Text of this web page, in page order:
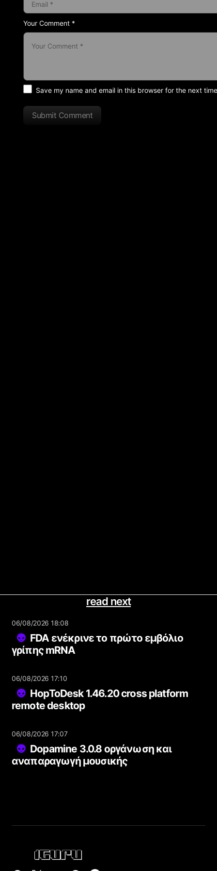
Your Comment *
Save my name and email in this browser for the next
Submit Comment
read next
06/08/2026 18:08
FDA ενέκρινε το πρώτο εμβόλιο
γρίπης mRNA
06/08/2026 17:10
HopToDesk 1.46.20 cross platform
remote desktop
06/08/2026 17:07
Dopamine 3.0.8 οργάνωση και
αναπαραγωγή μουσικής